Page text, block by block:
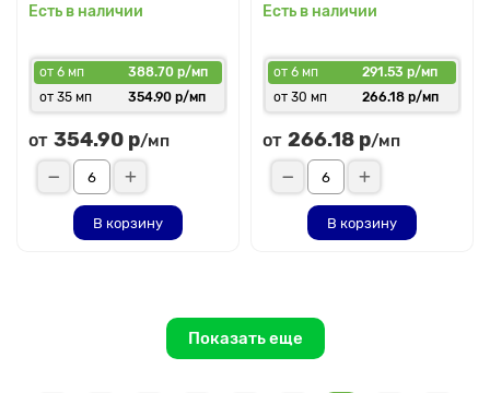
Есть в наличии
от 6 мп
388.70 р/мп
от 35 мп
354.90 р/мп
от 354.90 р/мп
В корзину
Есть в наличии
от 6 мп
291.53 р/мп
от 30 мп
266.18 р/мп
от 266.18 р/мп
В корзину
Показать еще